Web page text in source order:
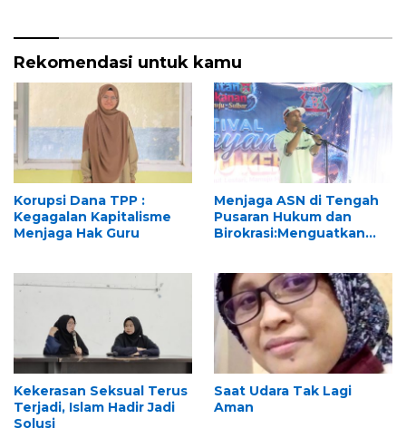
Rekomendasi untuk kamu
Korupsi Dana TPP :
Kegagalan Kapitalisme
Menjaga Hak Guru
Menjaga ASN di Tengah
Pusaran Hukum dan
Birokrasi:Menguatkan
Kekerasan Seksual Terus
Terjadi, Islam Hadir Jadi
Solusi
Saat Udara Tak Lagi
Aman